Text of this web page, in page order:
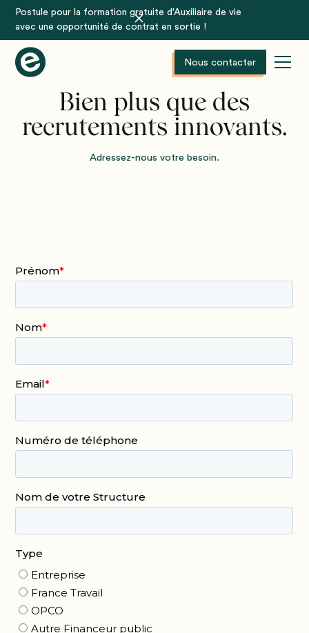
Postule pour la formation gratuite d'Auxiliaire de vie
avec une opportunité de contrat en sortie !
Nous contacter
Bien plus que des
recrutements innovants.
Adressez-nous votre besoin.